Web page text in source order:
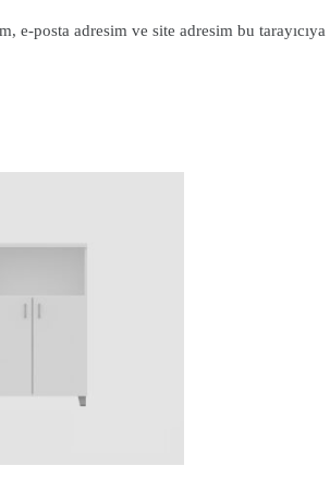
e-posta adresim ve site adresim bu tarayıcıya